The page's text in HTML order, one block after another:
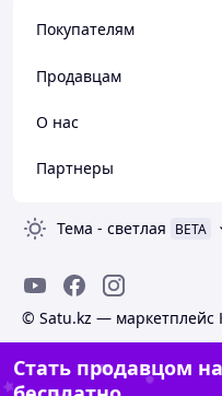
Покупателям
Продавцам
О нас
Партнеры
Тема - светлая BETA
© Satu.kz — маркетплейс
Стать продавцом